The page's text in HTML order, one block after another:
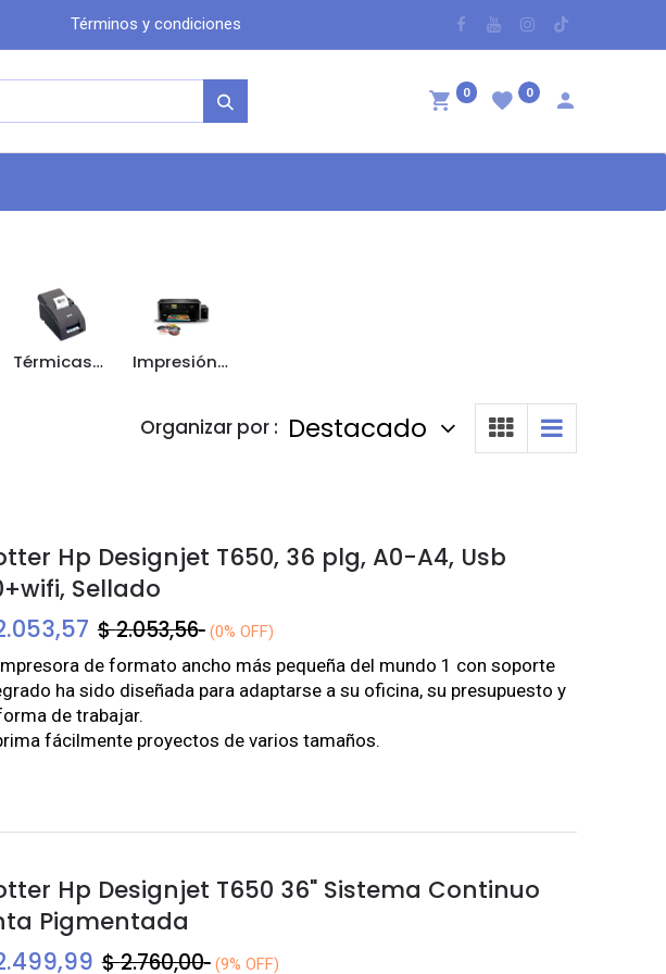
Términos y condicio​nes
0 0
Térmicas/Etiquetas Impresión de credenciales, CD/DVD
Organizar por : Destacado
Hp Designjet T650, 36 plg, A0-A4, Usb
Sellado
$2.053,56 (0% OFF)
de formato ancho más pequeña del mundo 1 con soporte
ha sido diseñada para adaptarse a su oficina, su presupuesto y
de trabajar.
fácilmente proyectos de varios tamaños.
Hp Designjet T650 36" Sistema Continuo
Pigmentada
$2.760,00 (9% OFF)